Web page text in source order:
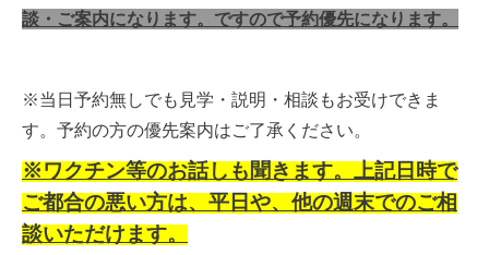
談・ご案内になります。ですので予約優先になります。
※当日予約無しでも見学・説明・相談もお受けできま
す。予約の方の優先案内はご了承ください。
※ワクチン等のお話しも聞きます。上記日時で
ご都合の悪い方は、平日や、他の週末でのご相
談いただけます。